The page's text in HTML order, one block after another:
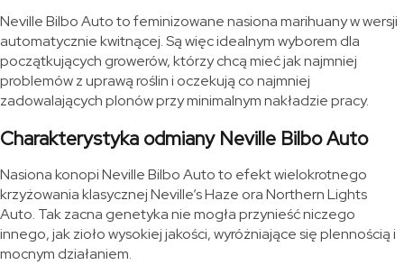
Neville Bilbo Auto to feminizowane nasiona marihuany w wersji
automatycznie kwitnącej. Są więc idealnym wyborem dla
początkujących growerów, którzy chcą mieć jak najmniej
problemów z uprawą roślin i oczekują co najmniej
zadowalających plonów przy minimalnym nakładzie pracy.
Charakterystyka odmiany Neville Bilbo Auto
Nasiona konopi Neville Bilbo Auto to efekt wielokrotnego
krzyżowania klasycznej Neville’s Haze ora Northern Lights
Auto. Tak zacna genetyka nie mogła przynieść niczego
innego, jak zioło wysokiej jakości, wyróżniające się plennością i
mocnym działaniem.